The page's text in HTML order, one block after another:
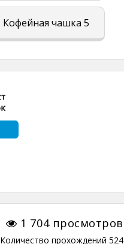
Кофейная чашка 5
1 704просмотров
Количество прохождений 524